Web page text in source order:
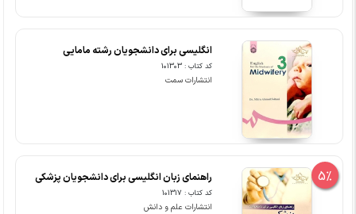
انگلیسی برای دانشجویان رشته مامایی
کد کتاب : 101303
انتشارات سمت
5% راهنمای زبان انگلیسی برای دانشجویان پزشکی
کد کتاب : 101317
انتشارات علم و دانش